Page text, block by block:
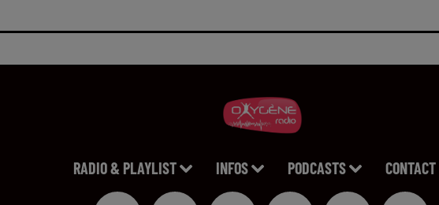
RADIO & PLAYLIST INFOS PODCASTS CONTACT